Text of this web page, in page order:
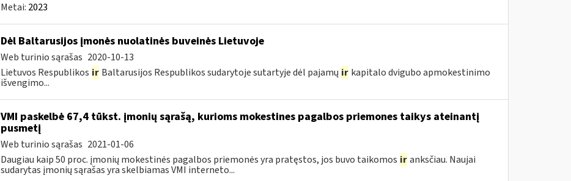
Metai: 2023
Dėl Baltarusijos įmonės nuolatinės buveinės Lietuvoje
Web turinio sąrašas 2020-10-13
Lietuvos Respublikos ir Baltarusijos Respublikos sudarytoje sutartyje dėl pajamų ir kapitalo dvigubo apmokestinimo
išvengimo...
VMI paskelbė 67,4 tūkst. įmonių sąrašą, kurioms mokestines pagalbos priemones taikys ateinantį
pusmetį
Web turinio sąrašas 2021-01-06
Daugiau kaip 50 proc. įmonių mokestinės pagalbos priemonės yra pratęstos, jos buvo taikomos ir anksčiau. Naujai
sudarytas įmonių sąrašas yra skelbiamas VMI interneto...